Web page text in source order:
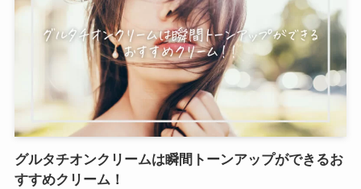
グルタチオンクリームは瞬間トーンアップができるお
すすめクリーム！